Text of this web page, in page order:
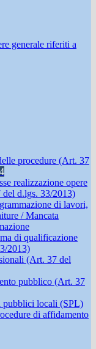
generale riferiti a
procedure (Art. 37
4
realizzazione opere
d.lgs. 33/2013)
di lavori,
/ Mancata
di qualificazione
2013)
(Art. 37 del
pubblico (Art. 37
locali (SPL)
di affidamento